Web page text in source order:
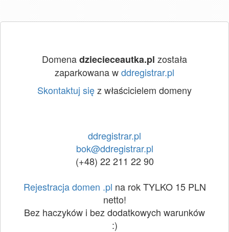
Domenadziecieceautka.pl została
zaparkowana wddregistrar.pl
Skontaktuj sięz właścicielem domeny
ddregistrar.pl
bok@ddregistrar.pl
(+48) 22 211 22 90
Rejestracja domen .pl na rok TYLKO 15 PLN
netto!
Bez haczyków i bez dodatkowych warunków
:)